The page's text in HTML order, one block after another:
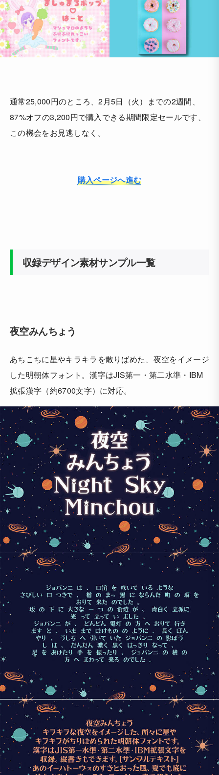
通常25,000円のところ、2月5日（火）までの2週間、
87%オフの3,200円で購入できる期間限定セールです、
この機会をお見逃しなく。
購入ページへ進む
収録デザイン素材サンプル一覧
夜空みんちょう
あちこちに星やキラキラを散りばめた、夜空をイメージ
した明朝体フォント。漢字はJIS第一・第二水準・IBM
拡張漢字（約6700文字）に対応。